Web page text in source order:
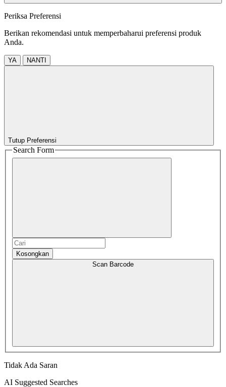
Periksa Preferensi
Berikan rekomendasi untuk memperbaharui preferensi produk
Anda.
YA NANTI
Tutup Preferensi
Search Form
Kosongkan
Scan Barcode
Tidak Ada Saran
AI Suggested Searches